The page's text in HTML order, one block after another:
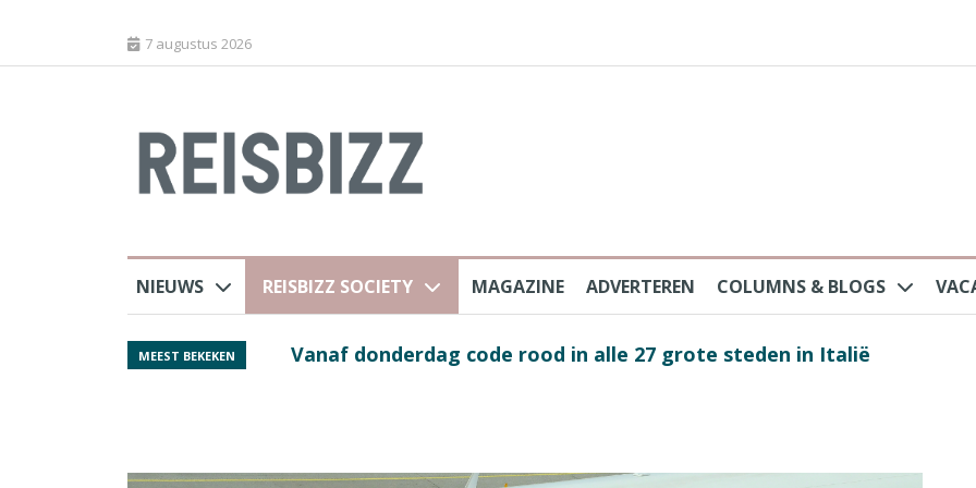
7 augustus 2026
NIEUWS REISBIZZ SOCIETY MAGAZINE ADVERTEREN COLUMNS & BLOGS
MEEST BEKEKEN
Spaans verkeersbureau na protesten massatoerisme: ‘Nederlandse